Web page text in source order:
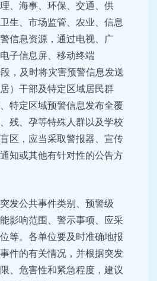
、海事、环保、交通、供
生、市场监管、农业、信息
信息资源，通过电视、广
子信息屏、移动终端
，及时将灾害预警信息发送
）干部及特定区域居民群
特定区域预警信息发布全覆
残、孕等特殊人群以及学校
区，应当采取警报器、宣传
知或其他有针对性的公告方
发公共事件类别、预警级
影响范围、警示事项、应采
等。各单位要及时准确地报
件的有关情况，并根据突发
、危害性和紧急程度，建议